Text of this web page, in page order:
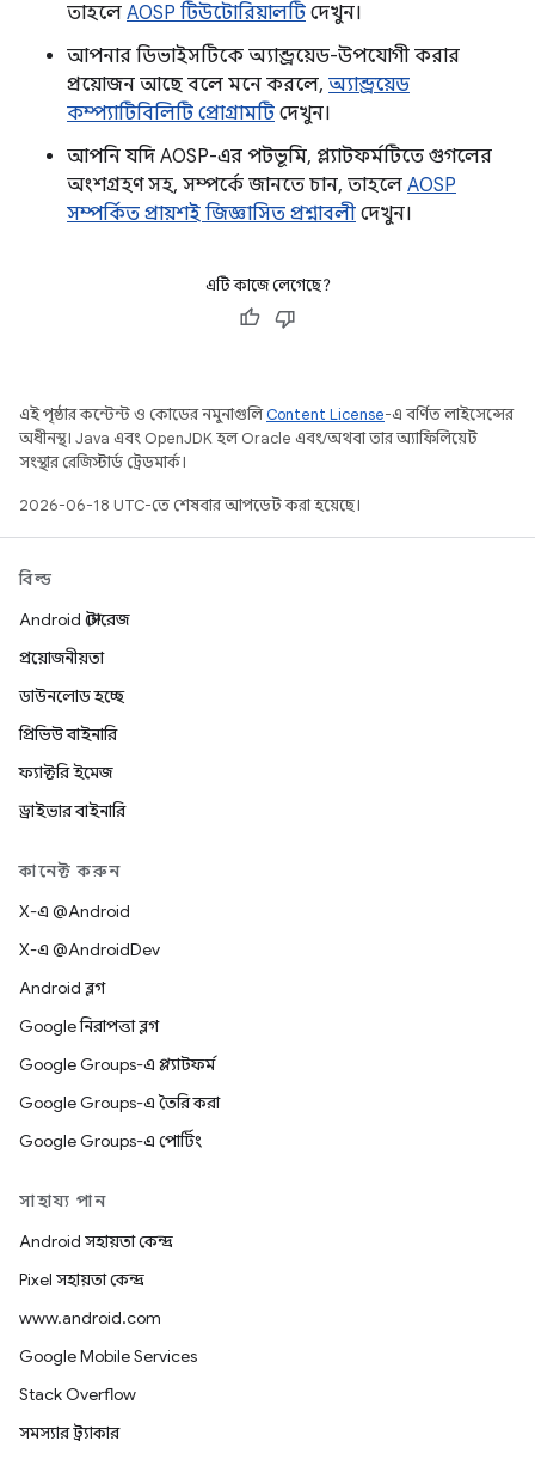
তাহলে AOSP টিউটোরিয়ালটি দেখুন।
আপনার ডিভাইসটিকে অ্যান্ড্রয়েড-উপযোগী করার
প্রয়োজন আছে বলে মনে করলে, অ্যান্ড্রয়েড
কম্প্যাটিবিলিটি প্রোগ্রামটি দেখুন।
আপনি যদি AOSP-এর পটভূমি, প্ল্যাটফর্মটিতে গুগলের
অংশগ্রহণ সহ, সম্পর্কে জানতে চান, তাহলে AOSP
সম্পর্কিত প্রায়শই জিজ্ঞাসিত প্রশ্নাবলী দেখুন।
এটি কাজে লেগেছে?
এই পৃষ্ঠার কন্টেন্ট ও কোডের নমুনাগুলিContent License-এ বর্ণিত লাইসেন্সের
অধীনস্থ। Java এবং OpenJDK হল Oracle এবং/অথবা তার অ্যাফিলিয়েট
সংস্থার রেজিস্টার্ড ট্রেডমার্ক।
2026-06-18 UTC-তে শেষবার আপডেট করা হয়েছে।
বিল্ড
Android স্টোরেজ
প্রয়োজনীয়তা
ডাউনলোড হচ্ছে
প্রিভিউ বাইনারি
ফ্যাক্টরি ইমেজ
ড্রাইভার বাইনারি
কানেক্ট করুন
X-এ @Android
X-এ @AndroidDev
Android ব্লগ
Google নিরাপত্তা ব্লগ
Google Groups-এ প্ল্যাটফর্ম
Google Groups-এ তৈরি করা
Google Groups-এ পোর্টিং
সাহায্য পান
Android সহায়তা কেন্দ্র
Pixel সহায়তা কেন্দ্র
www.android.com
Google Mobile Services
Stack Overflow
সমস্যার ট্র্যাকার